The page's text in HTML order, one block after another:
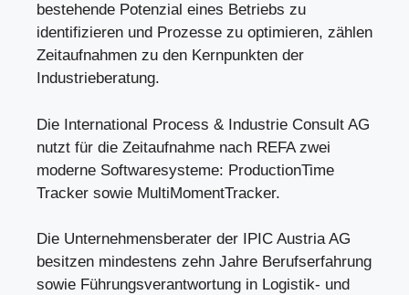
bestehende Potenzial eines Betriebs zu
identifizieren und Prozesse zu optimieren, zählen
Zeitaufnahmen zu den Kernpunkten der
Industrieberatung.
Die International Process & Industrie Consult AG
nutzt für die Zeitaufnahme nach REFA zwei
moderne Softwaresysteme: ProductionTime
Tracker sowie MultiMomentTracker.
Die Unternehmensberater der IPIC Austria AG
besitzen mindestens zehn Jahre Berufserfahrung
sowie Führungsverantwortung in Logistik- und